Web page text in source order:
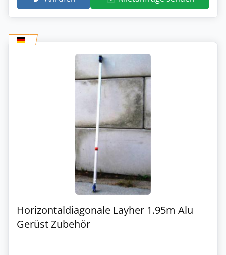
Horizontaldiagonale Layher 1.95m Alu
Gerüst Zubehör